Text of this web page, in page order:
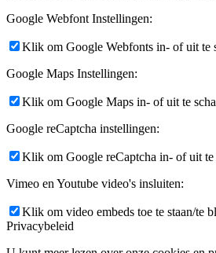
Google Webfont Instellingen:
Klik om Google Webfonts in- of uit te
Google Maps Instellingen:
Klik om Google Maps in- of uit te
Google reCaptcha instellingen:
Klik om Google reCaptcha in- of uit te
Vimeo en Youtube video's insluiten:
Klik om video embeds toe te staan/te
Privacybeleid